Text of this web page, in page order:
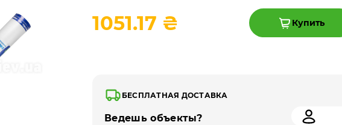
1051.17 ₴ Купить
БЕСПЛАТНАЯ ДОСТАВКА
Ведешь объекты?